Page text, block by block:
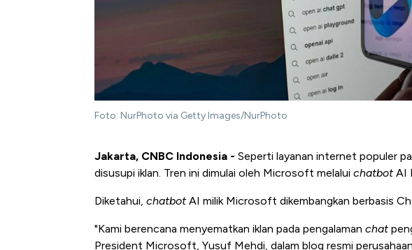
Foto: NurPhoto via Getty Images/NurPhoto
Jakarta, CNBC Indonesia - Seperti layanan internet populer
disusupi iklan. Tren ini dimulai oleh Microsoft melalui chatbotAI
Diketahui, chatbotAI milik Microsoft dikembangkan berbasis
"Kami berencana menyematkan iklan pada pengalaman chat
President Microsoft, Yusuf Mehdi, dalam blog resmi